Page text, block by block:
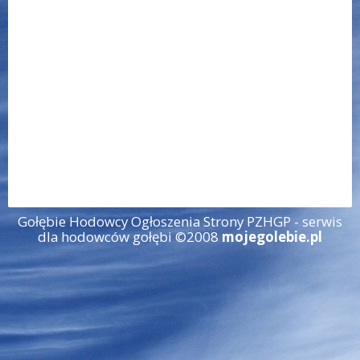
Gołębie Hodowcy Ogłoszenia Strony PZHGP - serwis
dla hodowców gołębi ©2008 mojegolebie.pl